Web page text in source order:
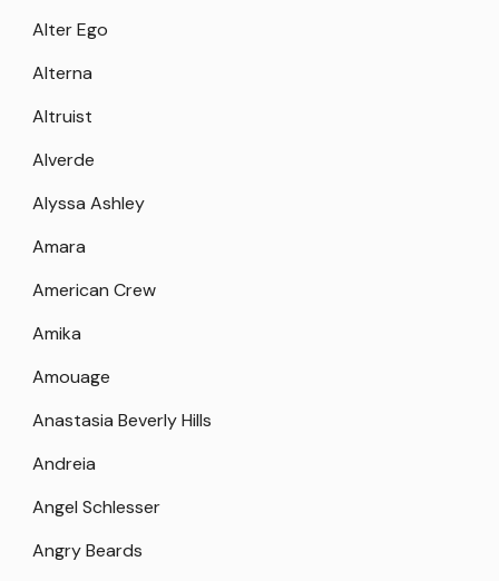
Alter Ego
Alterna
Altruist
Alverde
Alyssa Ashley
Amara
American Crew
Amika
Amouage
Anastasia Beverly Hills
Andreia
Angel Schlesser
Angry Beards